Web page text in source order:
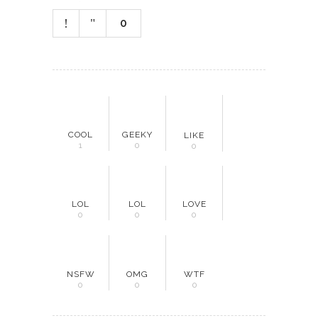
0
COOL
1
GEEKY
0
LIKE
0
LOL
0
LOL
0
LOVE
0
NSFW
0
OMG
0
WTF
0